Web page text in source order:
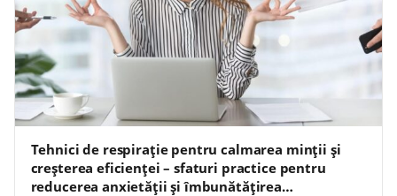
Tehnici de respirație pentru calmarea minții și
creșterea eficienței – sfaturi practice pentru
reducerea anxietății și îmbunătățirea